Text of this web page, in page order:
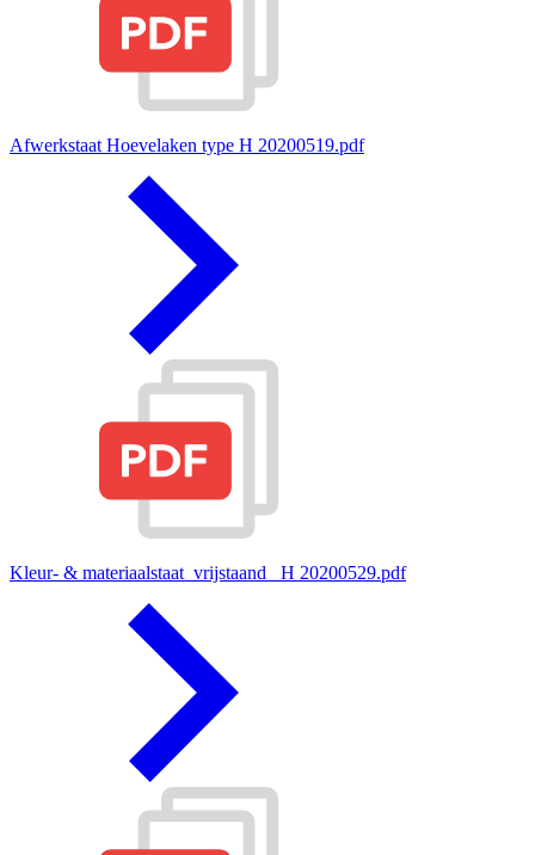
Afwerkstaat Hoevelaken type H 20200519.pdf
Kleur- & materiaalstaat_vrijstaand_ H 20200529.pdf